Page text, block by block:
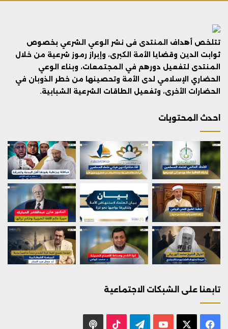
تتلخص أهداف المنتدى فى نشر الوعي الشرعي بخصوص
ثوابت الدين وقضايا الأمة الكبرى، وإبراز رموز شرعية من خلال
المنتدى لتفعيل دورهم في المجتمعات، وبناء الوعي
الحضاري الإسلامي لدى الأمة وتحصينها من خطر الذوبان في
الحضارات الأخرى، وتفعيل الطاقات الشرعية الشبابية.
احدث المحتويات
تابعنا على الشبكات الاجتماعية
فيسبوك يوتيوب تيلقرام ‫TikTok